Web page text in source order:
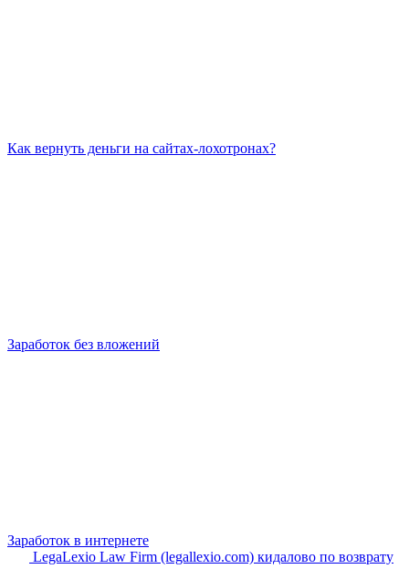
Как вернуть деньги на сайтах-лохотронах?
Заработок без вложений
Заработок в интернете
LegaLexio Law Firm (legallexio.com) кидалово по возврату